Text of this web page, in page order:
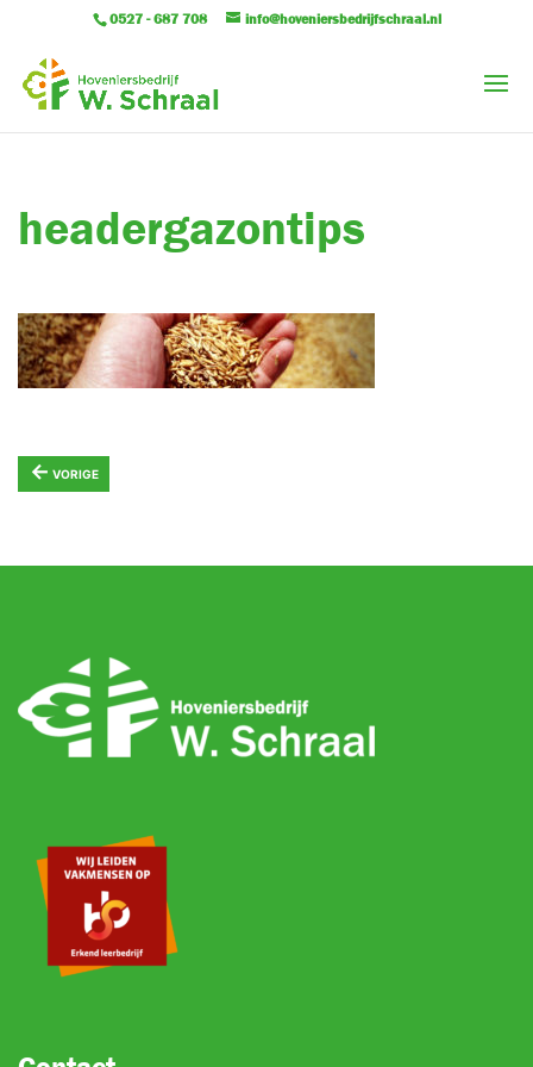
0527 - 687 708 info@hoveniersbedrijfschraal.nl
headergazontips
← VORIGE